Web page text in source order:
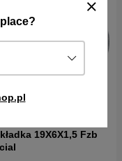
19X6X1,5 Fzb